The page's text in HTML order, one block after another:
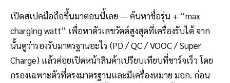
เปิดสเปคมือถือขึ้นมาตอนนี้เลย — ค้นหาชื่อรุ่น + “max
charging watt” เพื่อหาตัวเลขวัตต์สูงสุดที่เครื่องรับได้ จาก
นั้นดูว่ารองรับมาตรฐานอะไร (PD / QC / VOOC / Super
Charge) แล้วค่อยเปิดหน้าสินค้าเปรียบเทียบที่ชาร์จเร็ว โดย
กรองเฉพาะตัวที่ตรงมาตรฐานและมีเครื่องหมาย มอก. ก่อน